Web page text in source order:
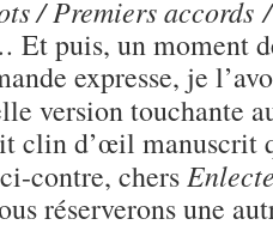
/ Premiers accords
Et puis, un moment
expresse, je
version touchante
clin d’œil manuscrit
contre, chers
réserverons une